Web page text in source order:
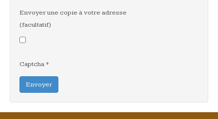
Envoyer une copie à votre adresse
(facultatif)
Captcha *
Envoyer